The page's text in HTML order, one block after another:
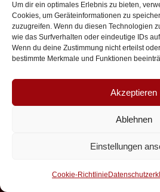
Um dir ein optimales Erlebnis zu bieten,
Cookies, um Geräteinformationen zu
zuzugreifen. Wenn du diesen Technologien
wie das Surfverhalten oder eindeutige IDs
Wenn du deine Zustimmung nicht erteilst
bestimmte Merkmale und Funktionen
Akzeptieren
Ablehnen
Einstellungen
Cookie-Richtlinie
die Presse
Artikel des Bergischen
Pressefoto mit Logo